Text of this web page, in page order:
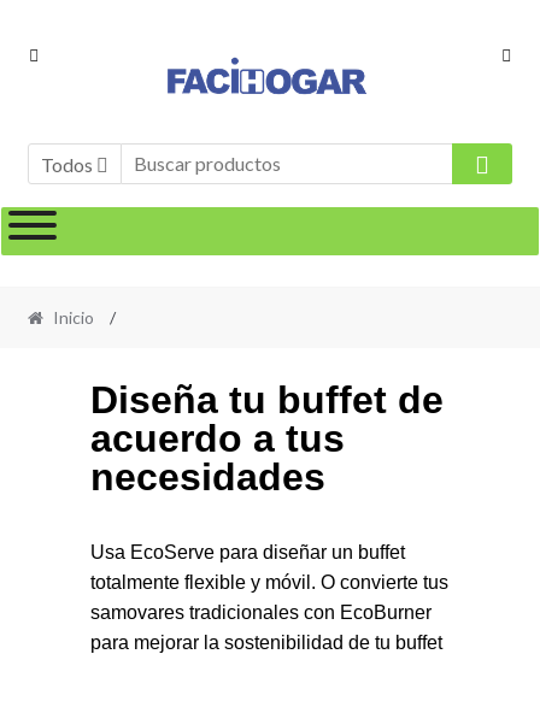
Todos
Inicio /
Diseña tu buffet de
acuerdo a tus
necesidades
Usa EcoServe para diseñar un buffet
totalmente flexible y móvil. O convierte tus
samovares tradicionales con EcoBurner
para mejorar la sostenibilidad de tu buffet